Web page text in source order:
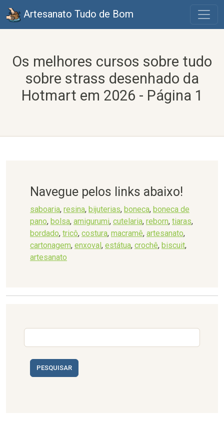
Artesanato Tudo de Bom
Os melhores cursos sobre tudo
sobre strass desenhado da
Hotmart em 2026 - Página 1
Navegue pelos links abaixo!
saboaria, resina, bijuterias, boneca, boneca de
pano, bolsa, amigurumi, cutelaria, reborn, tiaras,
bordado, tricô, costura, macramê, artesanato,
cartonagem, enxoval, estátua, crochê, biscuit,
artesanato
PESQUISAR